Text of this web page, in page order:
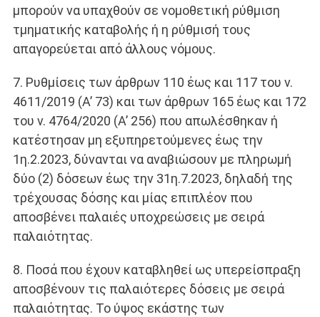
μπορούν να υπαχθούν σε νομοθετική ρύθμιση
τμηματικής καταβολής ή η ρύθμισή τους
απαγορεύεται από άλλους νόμους.
7. Ρυθμίσεις των άρθρων 110 έως και 117 του ν.
4611/2019 (Α’ 73) και των άρθρων 165 έως και 172
του ν. 4764/2020 (Α’ 256) που απωλέσθηκαν ή
κατέστησαν μη εξυπηρετούμενες έως την
1η.2.2023, δύνανται να αναβιώσουν με πληρωμή
δύο (2) δόσεων έως την 31η.7.2023, δηλαδή της
τρέχουσας δόσης και μίας επιπλέον που
αποσβένει παλαιές υποχρεώσεις με σειρά
παλαιότητας.
8. Ποσά που έχουν καταβληθεί ως υπερείσπραξη
αποσβένουν τις παλαιότερες δόσεις με σειρά
παλαιότητας. Το ύψος εκάστης των